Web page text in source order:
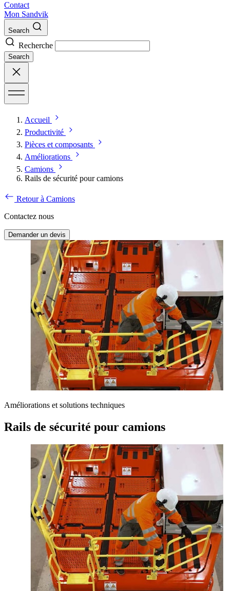
Contact
Mon Sandvik
Search
Recherche
Search
Accueil
Productivité
Pièces et composants
Améliorations
Camions
Rails de sécurité pour camions
Retour à Camions
Contactez nous
Demander un devis
Améliorations et solutions techniques
Rails de sécurité pour camions